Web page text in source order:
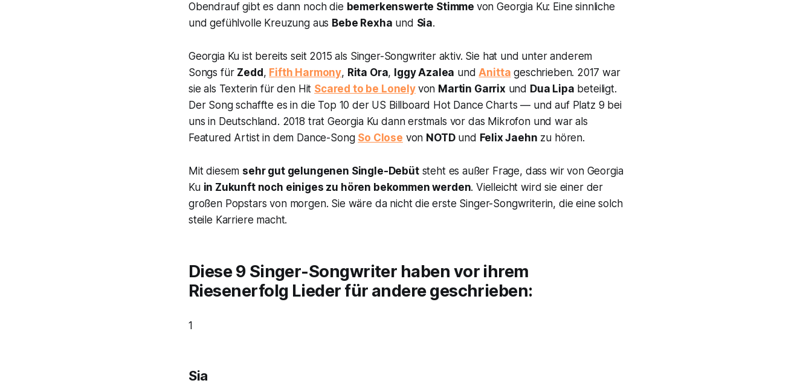
Obendrauf gibt es dann noch die bemerkenswerte Stimme von Georgia Ku: Eine sinnliche
und gefühlvolle Kreuzung aus Bebe Rexha und Sia.
Georgia Ku ist bereits seit 2015 als Singer-Songwriter aktiv. Sie hat und unter anderem
Songs für Zedd , Fifth Harmony, Rita Ora, Iggy Azalea undAnitta geschrieben. 2017 war
sie als Texterin für den Hit Scared to be Lonely von Martin Garrix und Dua Lipa beteiligt.
Der Song schaffte es in die Top 10 der US Billboard Hot Dance Charts — und auf Platz 9 bei
uns in Deutschland. 2018 trat Georgia Ku dann erstmals vor das Mikrofon und war als
Featured Artist in dem Dance-Song So Close von NOTDund Felix Jaehn zu hören.
Mit diesem sehr gut gelungenen Single-Debütsteht es außer Frage, dass wir von Georgia
Ku in Zukunft noch einiges zu hören bekommen werden. Vielleicht wird sie einer der
großen Popstars von morgen. Sie wäre da nicht die erste Singer-Songwriterin, die eine solch
steile Karriere macht.
Diese 9 Singer-Songwriter haben vor ihrem
Riesenerfolg Lieder für andere geschrieben:
1
Sia